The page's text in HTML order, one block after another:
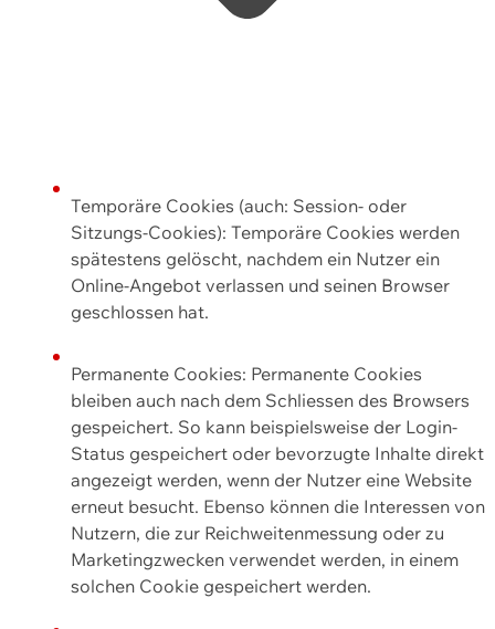
Temporäre Cookies (auch: Session- oder
Sitzungs-Cookies): Temporäre Cookies werden
spätestens gelöscht, nachdem ein Nutzer ein
Online-Angebot verlassen und seinen Browser
geschlossen hat.
Permanente Cookies: Permanente Cookies
bleiben auch nach dem Schliessen des Browsers
gespeichert. So kann beispielsweise der Login-
Status gespeichert oder bevorzugte Inhalte direkt
angezeigt werden, wenn der Nutzer eine Website
erneut besucht. Ebenso können die Interessen von
Nutzern, die zur Reichweitenmessung oder zu
Marketingzwecken verwendet werden, in einem
solchen Cookie gespeichert werden.